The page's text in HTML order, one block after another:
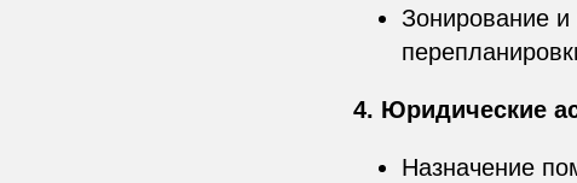
Зонирование
4. Юридические
Назначение